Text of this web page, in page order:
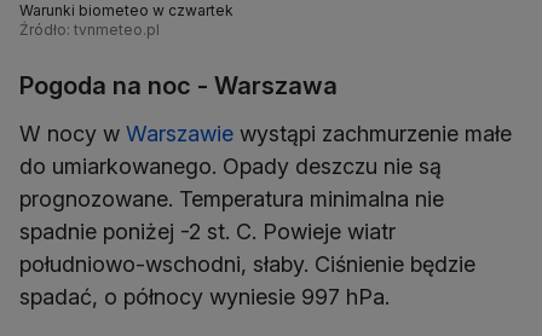
Warunki biometeo w czwartek
Źródło: tvnmeteo.pl
Pogoda na noc - Warszawa
W nocy w Warszawie wystąpi zachmurzenie małe
do umiarkowanego. Opady deszczu nie są
prognozowane. Temperatura minimalna nie
spadnie poniżej -2 st. C. Powieje wiatr
południowo-wschodni, słaby. Ciśnienie będzie
spadać, o północy wyniesie 997 hPa.